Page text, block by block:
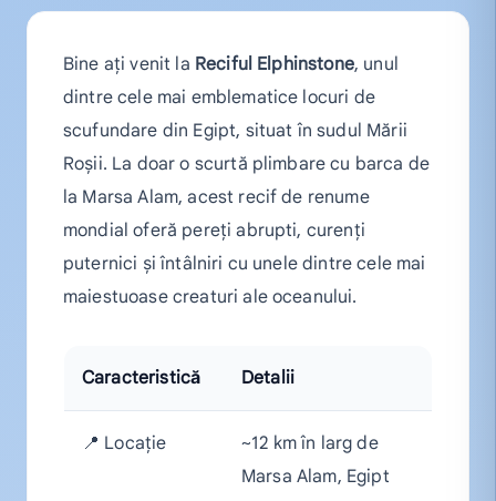
Bine ați venit la Reciful Elphinstone, unul
dintre cele mai emblematice locuri de
scufundare din Egipt, situat în sudul Mării
Roșii. La doar o scurtă plimbare cu barca de
la Marsa Alam, acest recif de renume
mondial oferă pereți abrupti, curenți
puternici și întâlniri cu unele dintre cele mai
maiestuoase creaturi ale oceanului.
Caracteristică Detalii
📍 Locație
~12 km în larg de
Marsa Alam, Egipt